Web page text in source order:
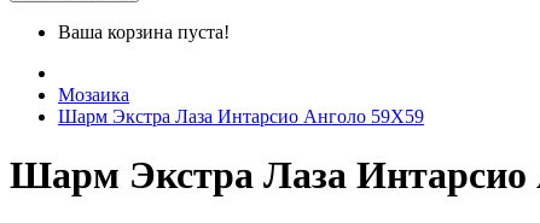
Ваша корзина пуста!
Мозаика
Шарм Экстра Лаза Интарсио Анголо 59X59
Шарм Экстра Лаза Интарсио